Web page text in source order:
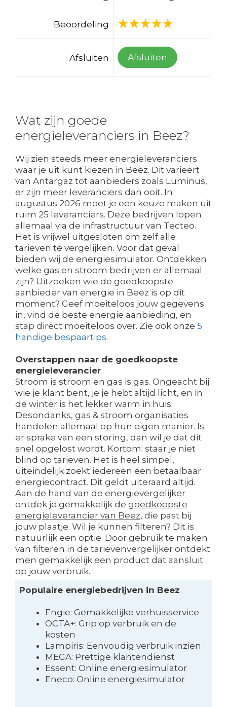
Beoordeling
Afsluiten Afsluiten
Wat zijn goede
energieleveranciers in Beez?
Wij zien steeds meer energieleveranciers
waar je uit kunt kiezen in Beez. Dit varieert
van Antargaz tot aanbieders zoals Luminus,
er zijn meer leveranciers dan ooit. In
augustus 2026 moet je een keuze maken uit
ruim 25 leveranciers. Deze bedrijven lopen
allemaal via de infrastructuur van Tecteo.
Het is vrijwel uitgesloten om zelf alle
tarieven te vergelijken. Voor dat geval
bieden wij de energiesimulator. Ontdekken
welke gas en stroom bedrijven er allemaal
zijn? Uitzoeken wie de goedkoopste
aanbieder van energie in Beez is op dit
moment? Geef moeiteloos jouw gegevens
in, vind de beste energie aanbieding, en
stap direct moeiteloos over. Zie ook onze 5
handige bespaartips.
Overstappen naar de goedkoopste
energieleverancier
Stroom is stroom en gas is gas. Ongeacht bij
wie je klant bent, je je hebt altijd licht, en in
de winter is het lekker warm in huis.
Desondanks, gas & stroom organisaties
handelen allemaal op hun eigen manier. Is
er sprake van een storing, dan wil je dat dit
snel opgelost wordt. Kortom: staar je niet
blind op tarieven. Het is heel simpel,
uiteindelijk zoekt iedereen een betaalbaar
energiecontract. Dit geldt uiteraard altijd.
Aan de hand van de energievergelijker
ontdek je gemakkelijk de goedkoopste
energieleverancier van Beez, die past bij
jouw plaatje. Wil je kunnen filteren? Dit is
natuurlijk een optie. Door gebruik te maken
van filteren in de tarievenvergelijker ontdekt
men gemakkelijk een product dat aansluit
op jouw verbruik.
Populaire energiebedrijven in Beez
Engie: Gemakkelijke verhuisservice
OCTA+: Grip op verbruik en de
kosten
Lampiris: Eenvoudig verbruik inzien
MEGA: Prettige klantendienst
Essent: Online energiesimulator
Eneco: Online energiesimulator